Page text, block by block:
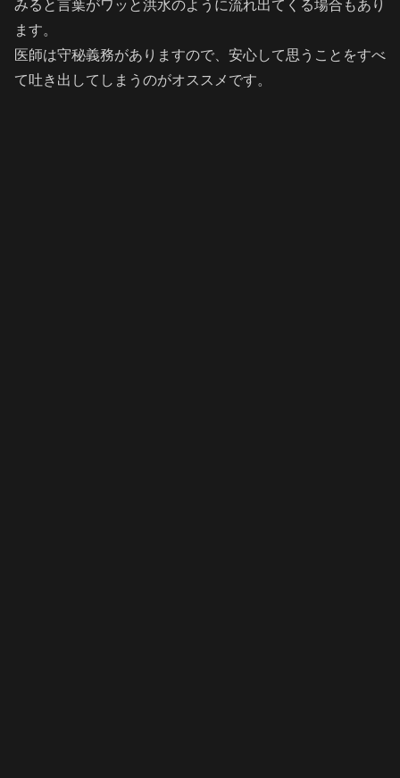
みると言葉がワッと洪水のように流れ出てくる場合もあり
ます。
医師は守秘義務がありますので、安心して思うことをすべ
て吐き出してしまうのがオススメです。